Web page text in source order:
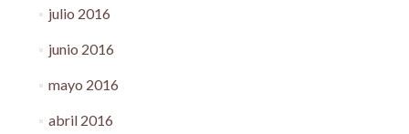
julio 2016
junio 2016
mayo 2016
abril 2016